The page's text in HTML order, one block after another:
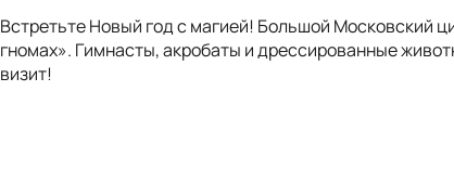
Встретьте Новый год с магией! Большой Московский
гномах». Гимнасты, акробаты и дрессированные
визит!